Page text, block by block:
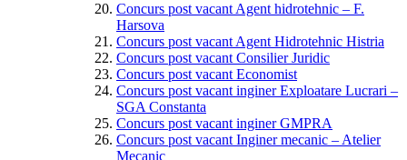
Concurs post vacant Agent hidrotehnic – F.
Harsova
Concurs post vacant Agent Hidrotehnic Histria
Concurs post vacant Consilier Juridic
Concurs post vacant Economist
Concurs post vacant inginer Exploatare Lucrari –
SGA Constanta
Concurs post vacant inginer GMPRA
Concurs post vacant Inginer mecanic – Atelier
Mecanic